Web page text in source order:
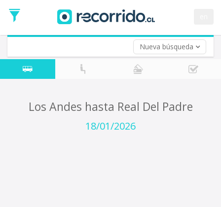
Nueva búsqueda
de
Ida
Vuelta (opcional)
Fecha
de
Los Andes hasta Real Del Padre
18/01/2026